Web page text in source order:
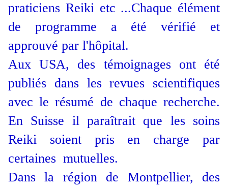
praticiens Reiki etc ...Chaque élément
de programme a été vérifié et
approuvé par l'hôpital.
Aux USA, des témoignages ont été
publiés dans les revues scientifiques
avec le résumé de chaque recherche.
En Suisse il paraîtrait que les soins
Reiki soient pris en charge par
certaines mutuelles.
Dans la région de Montpellier, des